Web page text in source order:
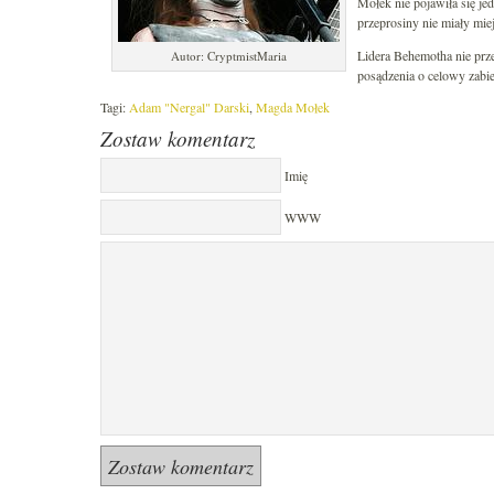
Autor: CryptmistMaria
przeprosiny nie miały
Lidera Behemotha nie
posądzenia o celowy
Tagi: Adam "Nergal" Darski, Magda Mołek
Zostaw komentarz
Imię
WWW